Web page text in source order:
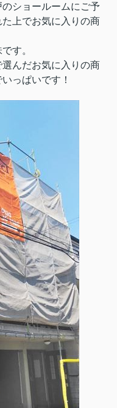
ショールームにご予
上でお気に入りの商
す。
んだお気に入りの商
っぱいです！